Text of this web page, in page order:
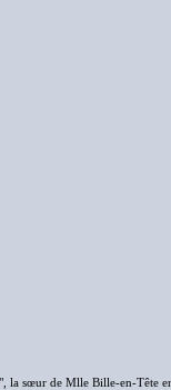
", la sœur de Mlle Bille-en-Tête